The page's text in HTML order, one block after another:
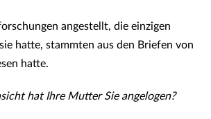
angestellt, die einzigen
hatte, stammten aus den Briefen von
hatte.
hat Ihre Mutter Sie angelogen?